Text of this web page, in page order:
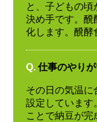
と、子どもの
決め手です。醗
化します。醗酵
Q. 仕事のやり
その日の気温に
設定しています
ことで納豆が